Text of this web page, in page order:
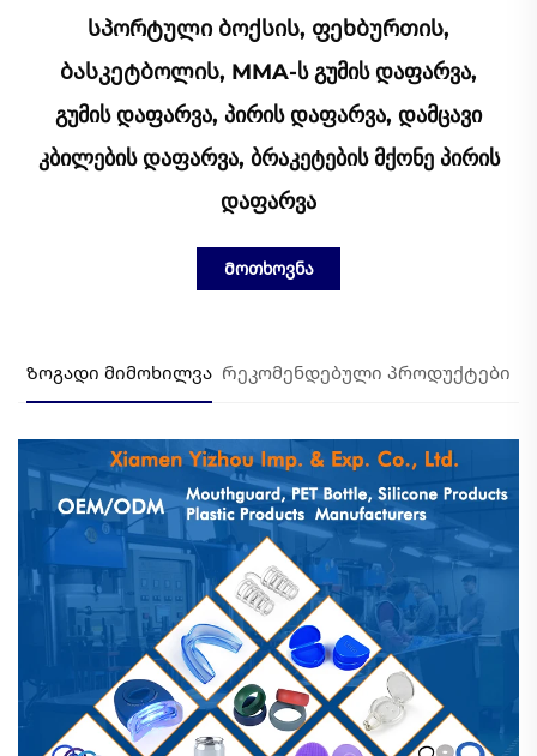
Სპორტული Ბოქსის, Ფეხბურთის,
Ბასკეტბოლის, MMA-Ს Გუმის Დაფარვა,
Გუმის Დაფარვა, Პირის Დაფარვა, Დამცავი
Კბილების Დაფარვა, Ბრაკეტების Მქონე Პირის
Დაფარვა
Მოთხოვნა
Ზოგადი მიმოხილვა Რეკომენდებული პროდუქტები